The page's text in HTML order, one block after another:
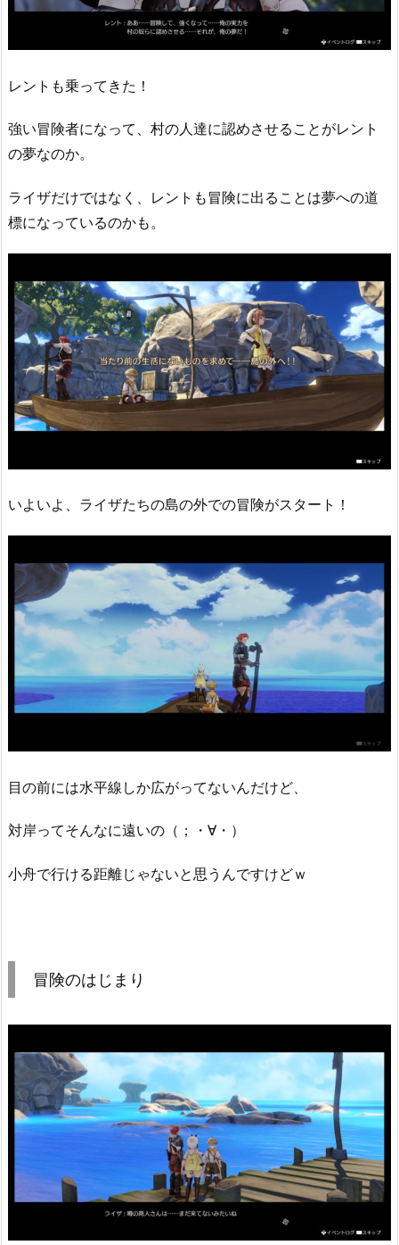
レントも乗ってきた！
強い冒険者になって、村の人達に認めさせることがレント
の夢なのか。
ライザだけではなく、レントも冒険に出ることは夢への道
標になっているのかも。
いよいよ、ライザたちの島の外での冒険がスタート！
目の前には水平線しか広がってないんだけど、
対岸ってそんなに遠いの（；・∀・）
小舟で行ける距離じゃないと思うんですけどｗ
冒険のはじまり